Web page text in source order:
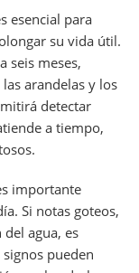
esencial para
su vida útil.
seis meses,
arandelas y los
detectar
a tiempo,
importante
Si notas goteos,
agua, es
pueden